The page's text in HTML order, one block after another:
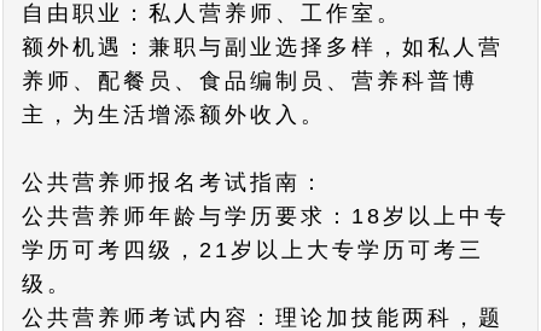
自由职业：私人营养师、工作室。
额外机遇：兼职与副业选择多样，如私人营
养师、配餐员、食品编制员、营养科普博
主，为生活增添额外收入。
公共营养师报名考试指南：
公共营养师年龄与学历要求：18岁以上中专
学历可考四级，21岁以上大专学历可考三
级。
公共营养师考试内容：理论加技能两科，题